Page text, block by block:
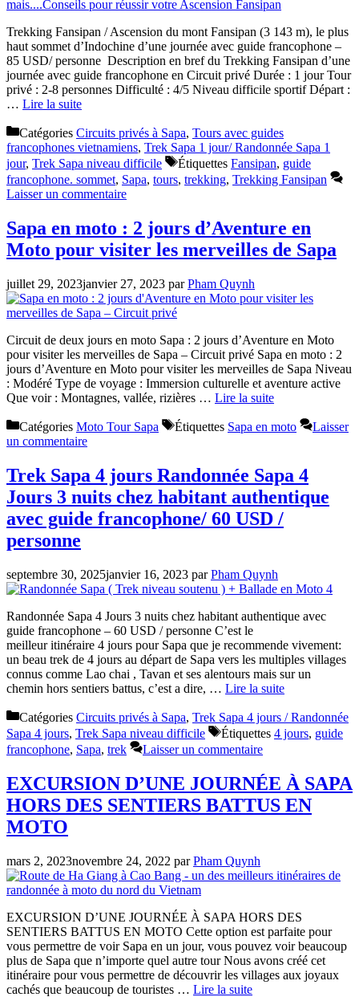
Trekking Fansipan / Ascension du mont Fansipan (3 143 m), le plus
haut sommet d’Indochine d’une journée avec guide francophone –
85 USD/ personne Description en bref du Trekking Fansipan d’une
journée avec guide francophone en Circuit privé Durée : 1 jour Tour
privé : 2-8 personnes Difficulté : 4/5 Niveau difficile sportif Départ :
… Lire la suite
Catégories Circuits privés à Sapa, Tours avec guides
francophones vietnamiens, Trek Sapa 1 jour/ Randonnée Sapa 1
jour, Trek Sapa niveau difficile Étiquettes Fansipan, guide
francophone. sommet, Sapa, tours, trekking, Trekking Fansipan
Laisser un commentaire
Sapa en moto : 2 jours d’Aventure en
Moto pour visiter les merveilles de Sapa
juillet 29, 2023janvier 27, 2023 parPham Quynh
Circuit de deux jours en moto Sapa : 2 jours d’Aventure en Moto
pour visiter les merveilles de Sapa – Circuit privé Sapa en moto : 2
jours d’Aventure en Moto pour visiter les merveilles de Sapa Niveau
: Modéré Type de voyage : Immersion culturelle et aventure active
Que voir : Montagnes, vallée, rizières … Lire la suite
Catégories Moto Tour Sapa Étiquettes Sapa en moto
Laisser
un commentaire
Trek Sapa 4 jours Randonnée Sapa 4
Jours 3 nuits chez habitant authentique
avec guide francophone/ 60 USD /
personne
septembre 30, 2025janvier 16, 2023 parPham Quynh
Randonnée Sapa 4 Jours 3 nuits chez habitant authentique avec
guide francophone – 60 USD / personne C’est le
meilleur itinéraire 4 jours pour Sapa que je recommende vivement:
un beau trek de 4 jours au départ de Sapa vers les multiples villages
connus comme Lao chai , Tavan et ses alentours mais sur un
chemin hors sentiers battus, c’est a dire, … Lire la suite
Catégories Circuits privés à Sapa, Trek Sapa 4 jours / Randonnée
Sapa 4 jours, Trek Sapa niveau difficile Étiquettes 4 jours, guide
francophone, Sapa, trek Laisser un commentaire
EXCURSION D’UNE JOURNÉE À SAPA
HORS DES SENTIERS BATTUS EN
MOTO
mars 2, 2023novembre 24, 2022 parPham Quynh
EXCURSION D’UNE JOURNÉE À SAPA HORS DES
SENTIERS BATTUS EN MOTO Cette option est parfaite pour
vous permettre de voir Sapa en un jour, vous pouvez voir beaucoup
plus de Sapa que n’importe quel autre tour Nous avons créé cet
itinéraire pour vous permettre de découvrir les villages aux joyaux
cachés que beaucoup de touristes … Lire la suite